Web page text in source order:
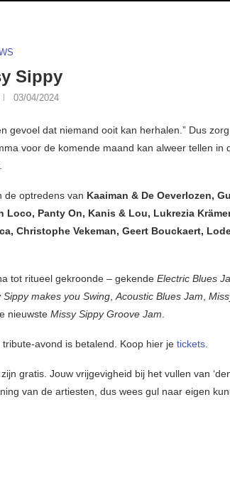
Sippy
03/04/2024
gevoel dat niemand ooit kan herhalen.” Dus
voor de komende maand kan alweer tellen in
de optredens van Kaaiman & De Oeverlozen,
Loco, Panty On, Kanis & Lou, Lukrezia
Christophe Vekeman, Geert Bouckaert,
tot ritueel gekroonde – gekende Electric Blues
Sippy makes you Swing,Acoustic Blues Jam,
nieuwste Missy Sippy Groove Jam.
avond is betalend. Koop hier je tickets.
gratis. Jouw vrijgevigheid bij het vullen van
van de artiesten, dus wees gul naar eigen